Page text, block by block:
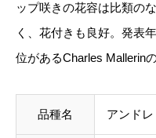
育状況、本数などによ
ト上では未記載 とな
料を含めて調整した金
等に不都合ございまし
ップ咲きの花容は比類の
く、花付きも良好。発表
位があるCharles Mallerin
品種名 アンド